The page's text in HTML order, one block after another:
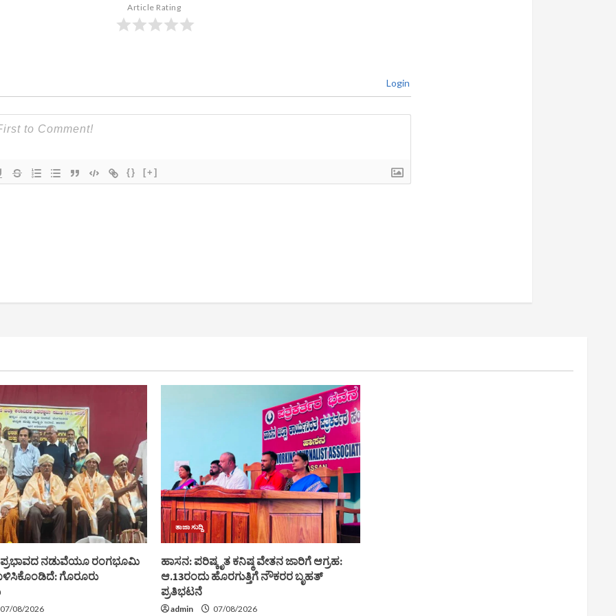
Article Rating
Login
{} [+]
ನಡುವೆಯೂ ರಂಗಭೂಮಿ
ಉಳಿಸಿಕೊಂಡಿದೆ: ಗೊರೂರು
07/08/2026
ತಾಜಾ ಸುದ್ದಿ
ಹಾಸನ: ಪರಿಷ್ಕೃತ ಕನಿಷ್ಠ ವೇತನ ಜಾರಿಗೆ ಆಗ್ರಹ:
ಆ.13ರಂದು ಹೊರಗುತ್ತಿಗೆ ನೌಕರರ ಬೃಹತ್
ಪ್ರತಿಭಟನೆ
admin 07/08/2026